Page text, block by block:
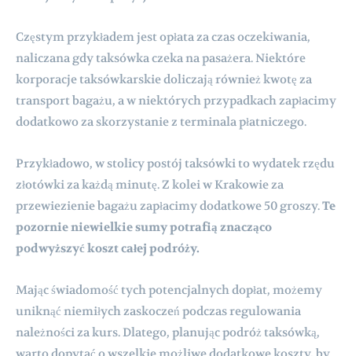
Częstym przykładem jest opłata za czas oczekiwania,
naliczana gdy taksówka czeka na pasażera. Niektóre
korporacje taksówkarskie doliczają również kwotę za
transport bagażu, a w niektórych przypadkach zapłacimy
dodatkowo za skorzystanie z terminala płatniczego.
Przykładowo, w stolicy postój taksówki to wydatek rzędu
złotówki za każdą minutę. Z kolei w Krakowie za
przewiezienie bagażu zapłacimy dodatkowe 50 groszy.Te
pozornie niewielkie sumy potrafią znacząco
podwyższyć koszt całej podróży.
Mając świadomość tych potencjalnych dopłat, możemy
uniknąć niemiłych zaskoczeń podczas regulowania
należności za kurs. Dlatego, planując podróż taksówką,